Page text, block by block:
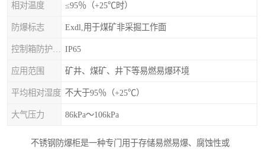
相对温度 ≤95％（+25℃时）
防爆标志 Exdl,用于煤矿非采掘工作面
IP65
应用范围 矿井、煤矿、井下等易燃易爆环境
平均相对湿度 不大于95％（+25℃）
大气压力 86kPa～106kPa
不锈钢防爆柜是一种专门用于存储易燃易爆、腐蚀性或